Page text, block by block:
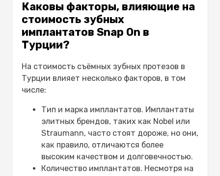
Каковы факторы, влияющие на
стоимость зубных
имплантатов Snap On в
Турции?
На стоимость съёмных зубных протезов в
Турции влияет несколько факторов, в том
числе:
Тип и марка имплантатов. Имплантаты
элитных брендов, таких как Nobel или
Straumann, часто стоят дороже, но они,
как правило, отличаются более
высоким качеством и долговечностью.
Количество имплантатов. Несмотря на